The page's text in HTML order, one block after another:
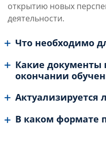
открытию новых
деятельности.
Что необходимо
Какие документы
окончании
Актуализируется
В каком формате